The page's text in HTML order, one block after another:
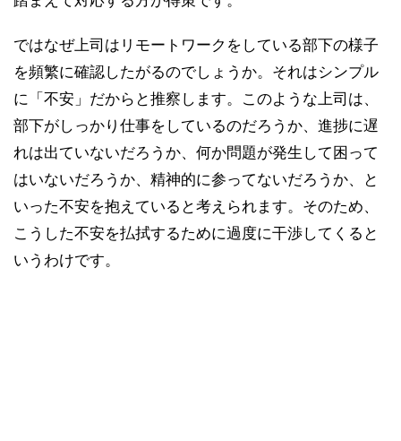
ではなぜ上司はリモートワークをしている部下の様子
を頻繁に確認したがるのでしょうか。それはシンプル
に「不安」だからと推察します。このような上司は、
部下がしっかり仕事をしているのだろうか、進捗に遅
れは出ていないだろうか、何か問題が発生して困って
はいないだろうか、精神的に参ってないだろうか、と
いった不安を抱えていると考えられます。そのため、
こうした不安を払拭するために過度に干渉してくると
いうわけです。